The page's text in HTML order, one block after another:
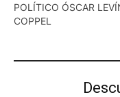
POLÍTICO ÓSCAR
COPPEL